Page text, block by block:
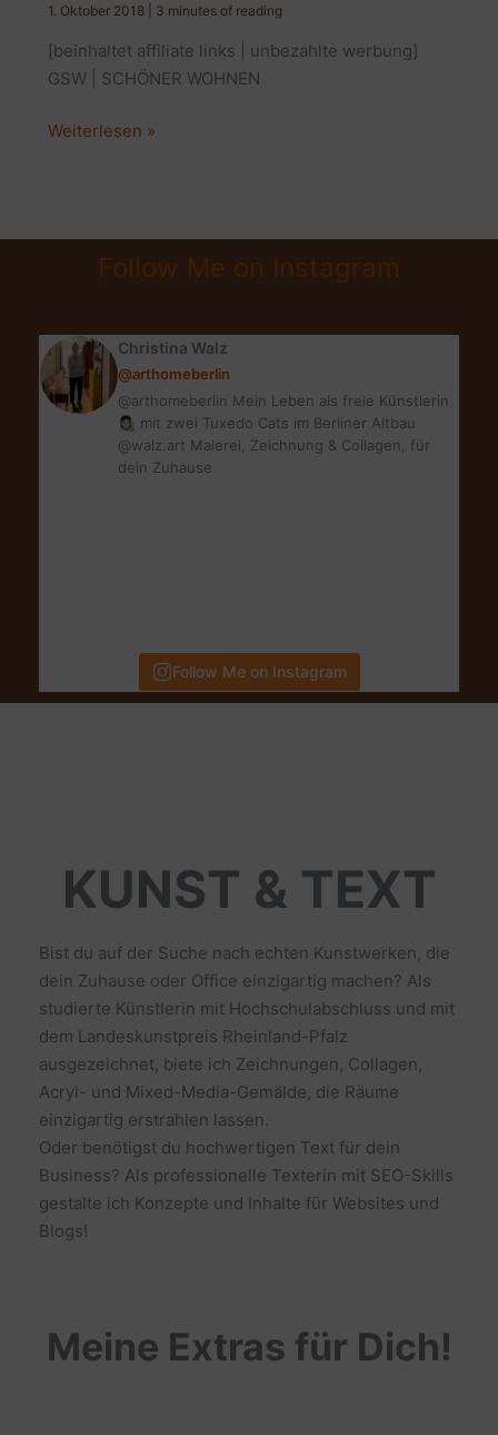
1. Oktober 2018
3 minutes of reading
[beinhaltet affiliate links | unbezahlte werbung]
GSW | SCHÖNER WOHNEN
GSW:
HERBST
Weiterlesen »
Follow Me on Instagram
Christina Walz
@arthomeberlin
@arthomeberlin Mein Leben als freie Künstlerin
👩🏻‍🎨 mit zwei Tuxedo Cats im Berliner Altbau
@walz.art Malerei, Zeichnung & Collagen, für
dein Zuhause
Follow Me on Instagram
KUNST & TEXT
Bist du auf der Suche nach echten Kunstwerken, die
dein Zuhause oder Office einzigartig machen? Als
studierte Künstlerin mit Hochschulabschluss und mit
dem Landeskunstpreis Rheinland-Pfalz
ausgezeichnet, biete ich Zeichnungen, Collagen,
Acryl- und Mixed-Media-Gemälde, die Räume
einzigartig erstrahlen lassen.
Oder benötigst du hochwertigen Text für dein
Business? Als professionelle Texterin mit SEO-Skills
gestalte ich Konzepte und Inhalte für Websites und
Blogs!
Meine Extras für Dich!